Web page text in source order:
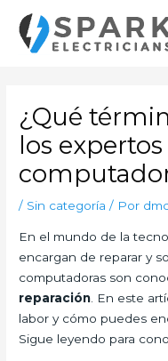
contenido
¿Qué
los
/ Sin categoría / Por
En el mundo de la
encargan de reparar y
computadoras son
reparación . En este
labor y cómo puedes
Sigue leyendo para
entradas